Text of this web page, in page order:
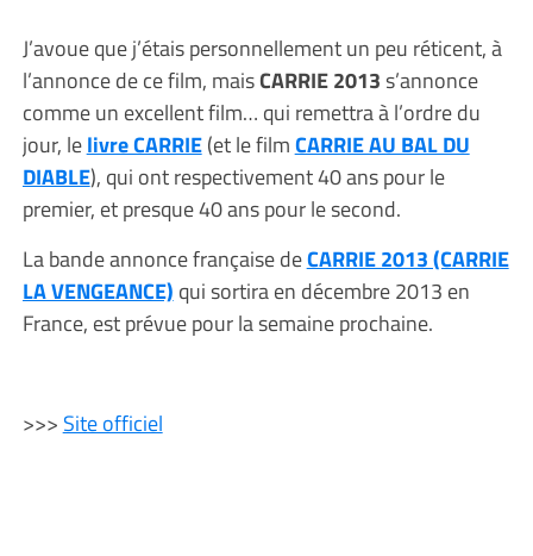
J’avoue que j’étais personnellement un peu réticent, à
l’annonce de ce film, maisCARRIE 2013s’annonce
comme un excellent film… qui remettra à l’ordre du
jour, lelivre CARRIE(et le filmCARRIE AU BAL DU
DIABLE), qui ont respectivement 40 ans pour le
premier, et presque 40 ans pour le second.
La bande annonce française deCARRIE 2013 (CARRIE
LA VENGEANCE) qui sortira en décembre 2013 en
France, est prévue pour la semaine prochaine.
>>> Site officiel